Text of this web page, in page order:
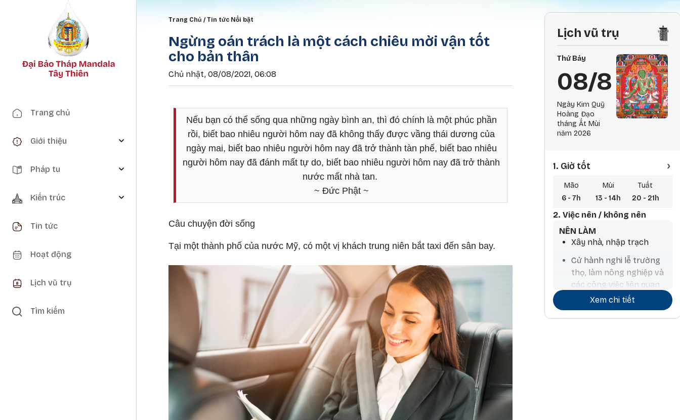
Main navigation
Trang chủ
Giới thiệu
Pháp tu
Kiến trúc
Tin tức
Hoạt động
Lịch vũ trụ
Tìm kiếm
Breadcrumb
Trang Chủ Tin tức Nổi bật
Ngừng oán trách là một cách chiêu mời vận tốt
cho bản thân
Chủ nhật, 08/08/2021, 06:08
Nếu bạn có thể sống qua những ngày bình an, thì đó chính là một phúc phần
rồi, biết bao nhiêu người hôm nay đã không thấy được vầng thái dương của
ngày mai, biết bao nhiêu người hôm nay đã trở thành tàn phế, biết bao nhiêu
người hôm nay đã đánh mất tự do, biết bao nhiêu người hôm nay đã trở thành
nước mất nhà tan.
~ Đức Phật ~
Câu chuyện đời sống
Tại một thành phố của nước Mỹ, có một vị khách trung niên bắt taxi đến sân bay.
Lịch vũ trụ
Thứ Bảy
08/8
Ngày Kim Quỹ
Hoàng Đạo
tháng Ất Mùi
năm 2026
1. Giờ tốt ›
Mão
6 - 7h
Mùi
13 - 14h
Tuất
20 - 21h
2. Việc nên / không nên
NÊN LÀM
Xây nhà, nhập trạch
Cử hành nghi lễ trường
thọ, làm nông nghiệp và
các công việc liên quan
đến nước, mua thú nuôi,
tính toán chiêm tinh
Xem chi tiết